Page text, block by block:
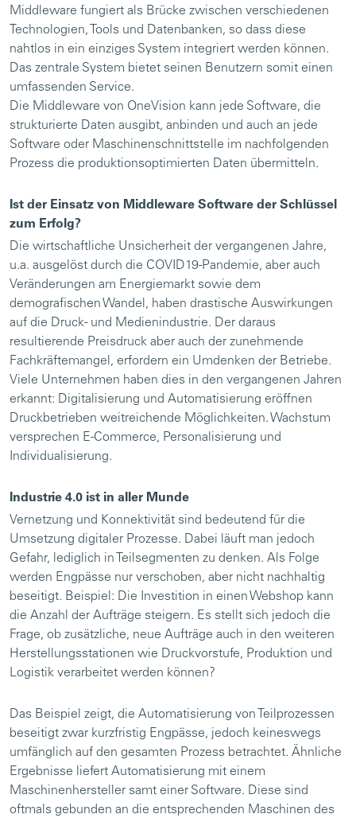
Middleware fungiert als Brücke zwischen verschiedenen
Technologien, Tools und Datenbanken, so dass diese
nahtlos in ein einziges System integriert werden können.
Das zentrale System bietet seinen Benutzern somit einen
umfassenden Service.
Die Middleware von OneVision kann jede Software, die
strukturierte Daten ausgibt, anbinden und auch an jede
Software oder Maschinenschnittstelle im nachfolgenden
Prozess die produktionsoptimierten Daten übermitteln.
Ist der Einsatz von Middleware Software der Schlüssel
zum Erfolg?
Die wirtschaftliche Unsicherheit der vergangenen Jahre,
u.a. ausgelöst durch die COVID19-Pandemie, aber auch
Veränderungen am Energiemarkt sowie dem
demografischen Wandel, haben drastische Auswirkungen
auf die Druck- und Medienindustrie. Der daraus
resultierende Preisdruck aber auch der zunehmende
Fachkräftemangel, erfordern ein Umdenken der Betriebe.
Viele Unternehmen haben dies in den vergangenen Jahren
erkannt: Digitalisierung und Automatisierung eröffnen
Druckbetrieben weitreichende Möglichkeiten. Wachstum
versprechen E-Commerce, Personalisierung und
Individualisierung.
Industrie 4.0 ist in aller Munde
Vernetzung und Konnektivität sind bedeutend für die
Umsetzung digitaler Prozesse. Dabei läuft man jedoch
Gefahr, lediglich in Teilsegmenten zu denken. Als Folge
werden Engpässe nur verschoben, aber nicht nachhaltig
beseitigt. Beispiel: Die Investition in einen Webshop kann
die Anzahl der Aufträge steigern. Es stellt sich jedoch die
Frage, ob zusätzliche, neue Aufträge auch in den weiteren
Herstellungsstationen wie Druckvorstufe, Produktion und
Logistik verarbeitet werden können?
Das Beispiel zeigt, die Automatisierung von Teilprozessen
beseitigt zwar kurzfristig Engpässe, jedoch keineswegs
umfänglich auf den gesamten Prozess betrachtet. Ähnliche
Ergebnisse liefert Automatisierung mit einem
Maschinenhersteller samt einer Software. Diese sind
oftmals gebunden an die entsprechenden Maschinen des